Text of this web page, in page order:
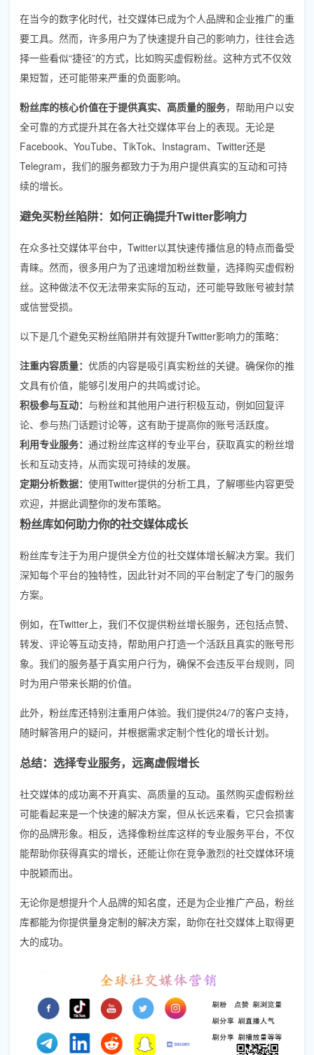
在当今的数字化时代，社交媒体已成为个人品牌和企业推广的重
要工具。然而，许多用户为了快速提升自己的影响力，往往会选
择一些看似“捷径”的方式，比如购买虚假粉丝。这种方式不仅效
果短暂，还可能带来严重的负面影响。
粉丝库的核心价值在于提供真实、高质量的服务，帮助用户以安
全可靠的方式提升其在各大社交媒体平台上的表现。无论是
Facebook、YouTube、TikTok、Instagram、Twitter还是
Telegram，我们的服务都致力于为用户提供真实的互动和可持
续的增长。
避免买粉丝陷阱：如何正确提升Twitter影响力
在众多社交媒体平台中，Twitter以其快速传播信息的特点而备受
青睐。然而，很多用户为了迅速增加粉丝数量，选择购买虚假粉
丝。这种做法不仅无法带来实际的互动，还可能导致账号被封禁
或信誉受损。
以下是几个避免买粉丝陷阱并有效提升Twitter影响力的策略：
注重内容质量： 优质的内容是吸引真实粉丝的关键。确保你的推
文具有价值，能够引发用户的共鸣或讨论。
积极参与互动： 与粉丝和其他用户进行积极互动，例如回复评
论、参与热门话题讨论等，这有助于提高你的账号活跃度。
利用专业服务： 通过粉丝库这样的专业平台，获取真实的粉丝增
长和互动支持，从而实现可持续的发展。
定期分析数据： 使用Twitter提供的分析工具，了解哪些内容更受
欢迎，并据此调整你的发布策略。
粉丝库如何助力你的社交媒体成长
粉丝库专注于为用户提供全方位的社交媒体增长解决方案。我们
深知每个平台的独特性，因此针对不同的平台制定了专门的服务
方案。
例如，在Twitter上，我们不仅提供粉丝增长服务，还包括点赞、
转发、评论等互动支持，帮助用户打造一个活跃且真实的账号形
象。我们的服务基于真实用户行为，确保不会违反平台规则，同
时为用户带来长期的价值。
此外，粉丝库还特别注重用户体验。我们提供24/7的客户支持，
随时解答用户的疑问，并根据需求定制个性化的增长计划。
总结：选择专业服务，远离虚假增长
社交媒体的成功离不开真实、高质量的互动。虽然购买虚假粉丝
可能看起来是一个快速的解决方案，但从长远来看，它只会损害
你的品牌形象。相反，选择像粉丝库这样的专业服务平台，不仅
能帮助你获得真实的增长，还能让你在竞争激烈的社交媒体环境
中脱颖而出。
无论你是想提升个人品牌的知名度，还是为企业推广产品，粉丝
库都能为你提供量身定制的解决方案，助你在社交媒体上取得更
大的成功。